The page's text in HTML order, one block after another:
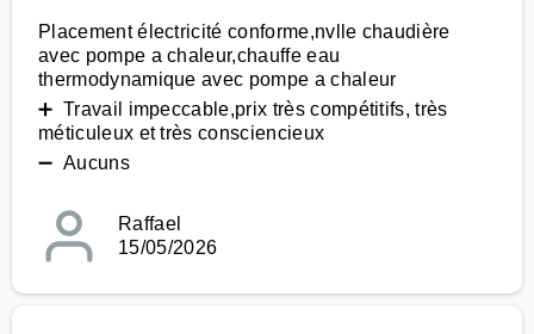
Placement électricité conforme,nvlle chaudière
avec pompe a chaleur,chauffe eau
thermodynamique avec pompe a chaleur
➕ Travail impeccable,prix très compétitifs, très
méticuleux et très consciencieux
➖ Aucuns
Raffael
15/05/2026